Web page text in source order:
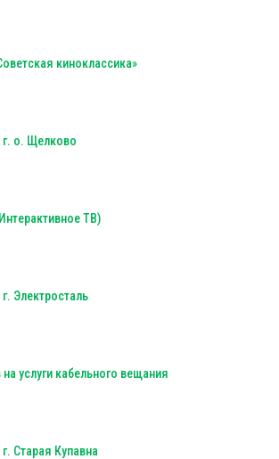
киноклассика»
о. Щелково
ТВ)
Электросталь
услуги кабельного вещания
Старая Купавна